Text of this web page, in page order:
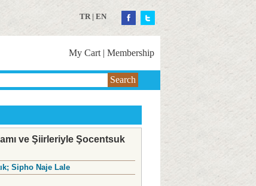
TR| EN
My Cart | Membership
Search
ve Şiirleriyle Şocentsuk
Sipho Naje Lale